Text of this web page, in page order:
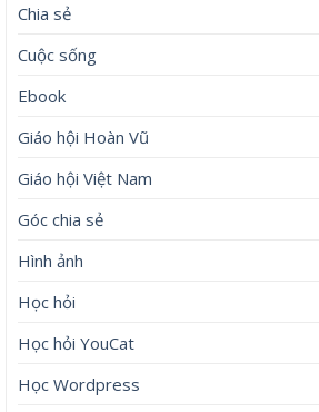
Chia sẻ
Cuộc sống
Ebook
Giáo hội Hoàn Vũ
Giáo hội Việt Nam
Góc chia sẻ
Hình ảnh
Học hỏi
Học hỏi YouCat
Học Wordpress